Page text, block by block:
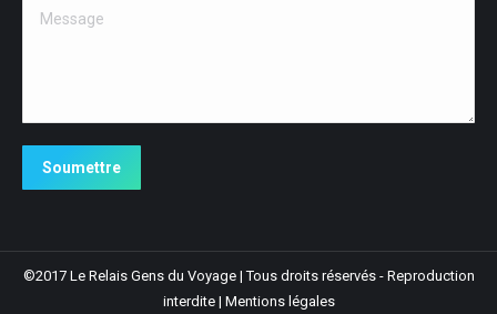
Message
Soumettre
©2017 Le Relais Gens du Voyage | Tous droits réservés - Reproduction
interdite | Mentions légales